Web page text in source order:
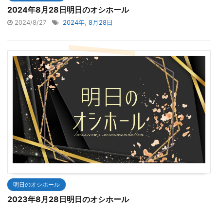
2024年8月28日明日のオシホール
2024/8/27 2024年 8月28日
明日のオシホール
2023年8月28日明日のオシホール